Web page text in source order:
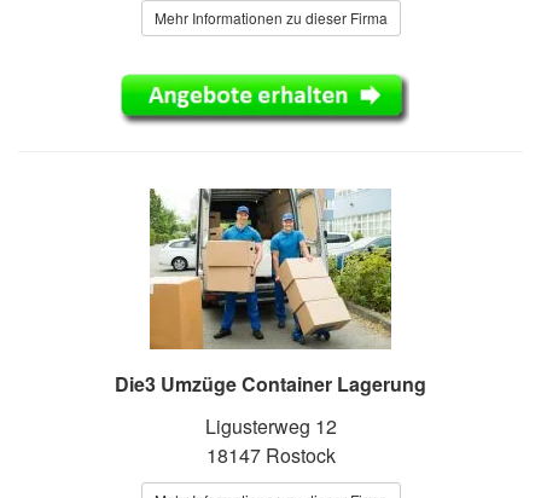
Mehr Informationen zu dieser Firma
Die3 Umzüge Container Lagerung
Ligusterweg 12
18147 Rostock